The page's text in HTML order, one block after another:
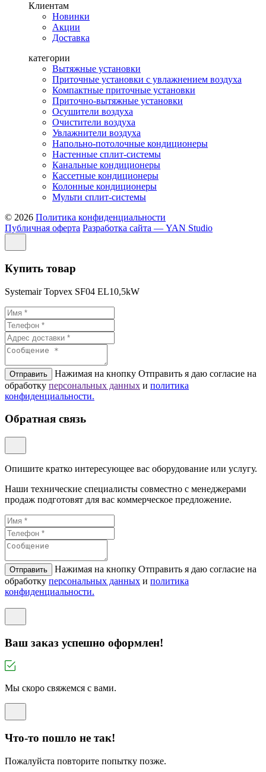
Клиентам
Новинки
Акции
Доставка
категории
Вытяжные установки
Приточные установки с увлажнением воздуха
Компактные приточные установки
Приточно-вытяжные установки
Осушители воздуха
Очистители воздуха
Увлажнители воздуха
Напольно-потолочные кондиционеры
Настенные сплит-системы
Канальные кондиционеры
Кассетные кондиционеры
Колонные кондиционеры
Мульти сплит-системы
© 2026 Политика конфиденциальности
Публичная оферта Разработка сайта — YAN Studio
Купить товар
Systemair Topvex SF04 EL10,5kW
Отправить
Нажимая на кнопку Отправить я даю согласие на
обработку персональных данных и политикa
конфиденциальности.
Обратная связь
Опишите кратко интересующее вас оборудование или услугу.
Наши технические специалисты совместно с менеджерами
продаж подготовят для вас коммерческое предложение.
Отправить
Нажимая на кнопку Отправить я даю согласие на
обработку персональных данных и политикa
конфиденциальности.
Ваш заказ успешно оформлен!
Мы скоро свяжемся с вами.
Что-то пошло не так!
Пожалуйста повторите попытку позже.